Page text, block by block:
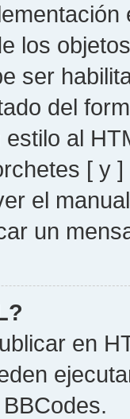
los
ser
del
al
[ y
el
un
en